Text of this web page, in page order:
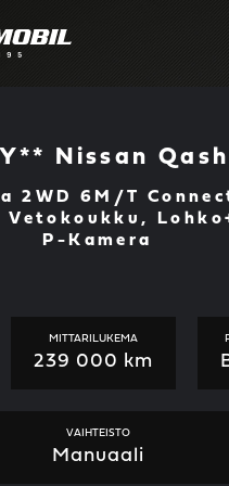
Nissan
2WD 6M/T
P-Kamera
MITTARILUKEMA
239 000 km
VAIHTEISTO
Manuaali